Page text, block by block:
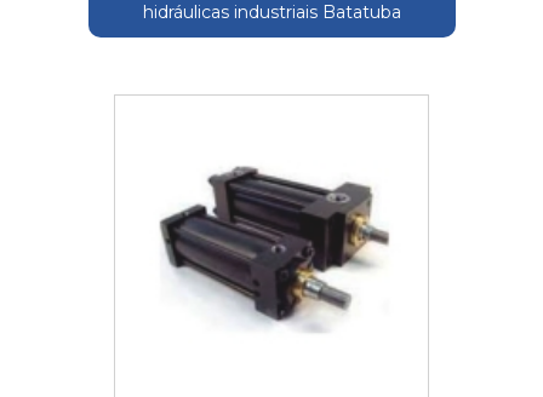
hidráulicas industriais Batatuba